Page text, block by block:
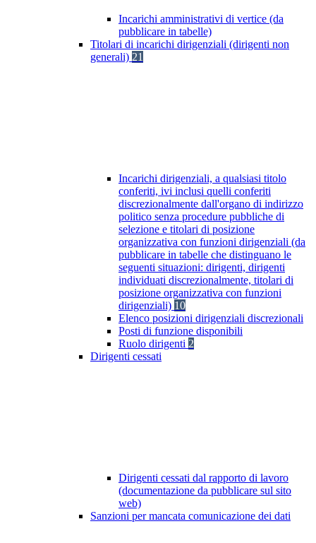
Incarichi amministrativi di vertice (da
pubblicare in tabelle)
Titolari di incarichi dirigenziali (dirigenti non
generali) 21
Incarichi dirigenziali, a qualsiasi titolo
conferiti, ivi inclusi quelli conferiti
discrezionalmente dall'organo di indirizzo
politico senza procedure pubbliche di
selezione e titolari di posizione
organizzativa con funzioni dirigenziali (da
pubblicare in tabelle che distinguano le
seguenti situazioni: dirigenti, dirigenti
individuati discrezionalmente, titolari di
posizione organizzativa con funzioni
dirigenziali) 10
Elenco posizioni dirigenziali discrezionali
Posti di funzione disponibili
Ruolo dirigenti 2
Dirigenti cessati
Dirigenti cessati dal rapporto di lavoro
(documentazione da pubblicare sul sito
web)
Sanzioni per mancata comunicazione dei dati